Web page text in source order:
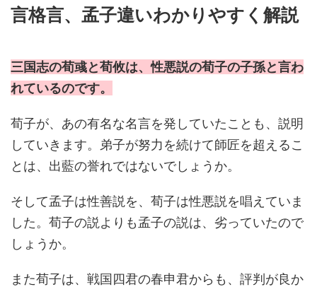
言格言、孟子違いわかりやすく解説
三国志の荀彧と荀攸は、性悪説の荀子の子孫と言わ
れているのです。
荀子が、あの有名な名言を発していたことも、説明
していきます。弟子が努力を続けて師匠を超えるこ
とは、出藍の誉れではないでしょうか。
そして孟子は性善説を、荀子は性悪説を唱えていま
した。荀子の説よりも孟子の説は、劣っていたので
しょうか。
また荀子は、戦国四君の春申君からも、評判が良か